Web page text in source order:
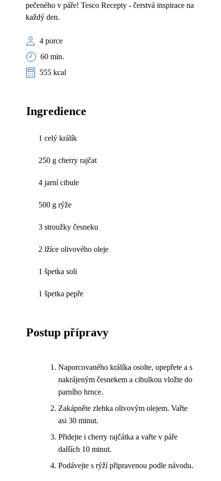
pečeného v páře! Tesco Recepty - čerstvá inspirace na
každý den.
4 porce
60 min.
555 kcal
Ingredience
1 celý králík
250 g cherry rajčat
4 jarní cibule
500 g rýže
3 stroužky česneku
2 lžíce olivového oleje
1 špetka soli
1 špetka pepře
Postup přípravy
Naporcovaného králíka osolte, opepřete a s
nakrájeným česnekem a cibulkou vložte do
parního hrnce.
Zakápněte zlehka olivovým olejem. Vařte
asi 30 minut.
Přidejte i cherry rajčátka a vařte v páře
dalších 10 minut.
Podávejte s rýží připravenou podle návodu.